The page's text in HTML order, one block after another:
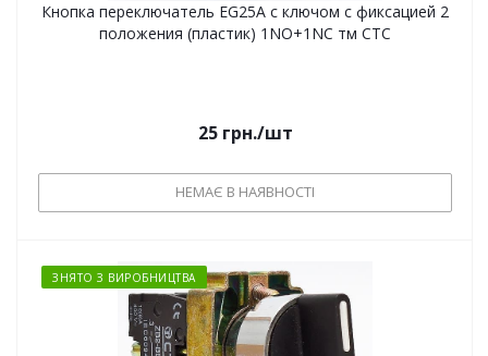
Кнопка переключатель EG25A с ключом с фиксацией 2
положения (пластик) 1NO+1NC тм СТС
25грн./шт
НЕМАЄ В НАЯВНОСТІ
ЗНЯТО З ВИРОБНИЦТВА